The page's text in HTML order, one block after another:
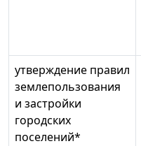
утверждение правил
землепользования
и застройки
городских
поселений*